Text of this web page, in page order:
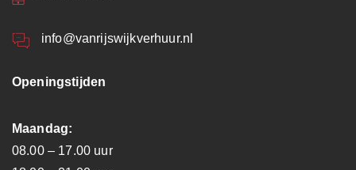
info@vanrijswijkverhuur.nl
Openingstijden
Maandag:
08.00 – 17.00 uur